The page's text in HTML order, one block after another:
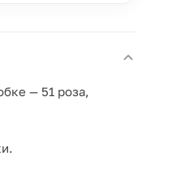
— 51 роза,